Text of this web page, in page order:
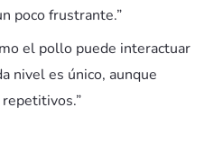
poco frustrante.”
el pollo puede interactuar
nivel es único, aunque